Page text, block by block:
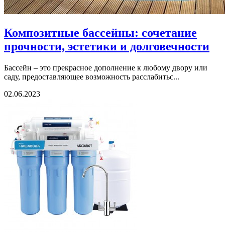
Композитные бассейны: сочетание
прочности, эстетики и долговечности
Бассейн – это прекрасное дополнение к любому двору или
саду, предоставляющее возможность расслабитьс...
02.06.2023